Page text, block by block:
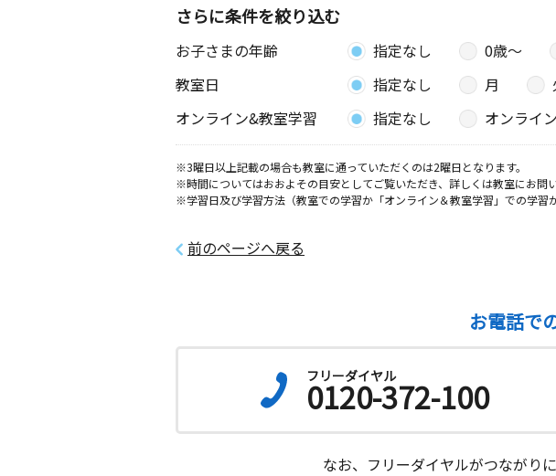
（富田地区会館内）
木 金 土
日
愛知県海部郡蟹江町源氏４丁目２０ ２階
須西教室
月 火 水 木 金 土
日
0歳～高校生
５０５－３
さらに条件を絞り込む
お子さまの年齢 指定なし 0歳〜
教室日
指定なし 月
オンライン&教室学習
指定なし オンライ
※3曜日以上記載の場合も教室に通っていただくのは2曜日となります。
※時間についてはおおよその目安としてご覧いただき、詳しくは教室にお問
※学習日及び学習方法（教室での学習か「オンライン＆教室学習」での学習
前のページへ戻る
お電話で
フリーダイヤル
0120-372-100
なお、フリーダイヤルがつながり